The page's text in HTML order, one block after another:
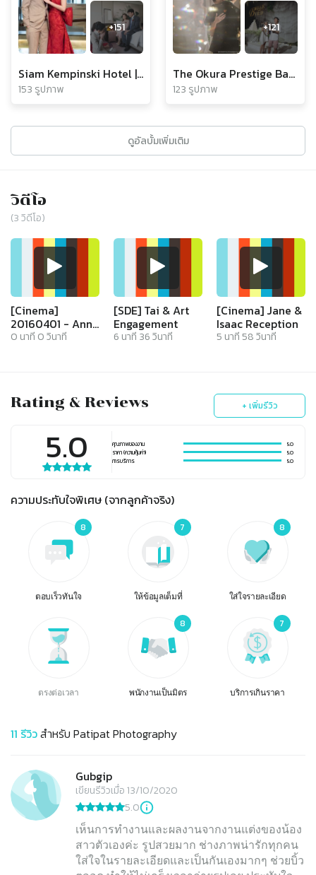
+151
Siam Kempinski Hotel | Kik & Golf Engagement
153 รูปภาพ
+121
The Okura Prestige Bangkok | Belle & Bird Wedding
123 รูปภาพ
ดูอัลบั้มเพิ่มเติม
วิดีโอ
(3วิดีโอ)
[Cinema]
20160401 - Anne
& Pao Wedding
0 นาที 0วินาที
[SDE] Tai & Art
Engagement
6 นาที 36วินาที
[Cinema] Jane &
Isaac Reception
5 นาที 58วินาที
Rating & Reviews + เพิ่มรีวิว
5.0 คุณภาพของงาน
5.0
ราคา (ความคุ้มค่า)
5.0
การบริการ
5.0
ความประทับใจพิเศษ (จากลูกค้าจริง)
8
ตอบเร็วทันใจ
7
ให้ข้อมูลเต็มที่
8
ใส่ใจรายละเอียด
ตรงต่อเวลา
8
พนักงานเป็นมิตร
7
บริการเกินราคา
11 รีวิวสำหรับ Patipat Photography
Gubgip
เขียนรีวิวเมื่อ 13/10/2020
5.0
เห็นการทำงานและผลงานจากงานแต่งของน้อง
สาวตัวเองค่ะ รูปสวยมาก ช่างภาพน่ารักทุกคน
ใส่ใจในรายละเอียดและเป็นกันเองมากๆ ช่วยบิ้ว